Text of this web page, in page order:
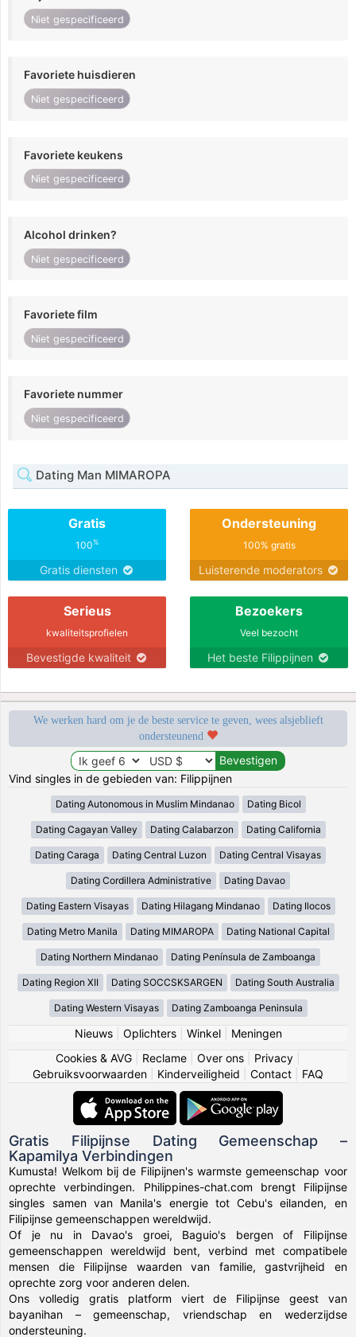
Niet gespecificeerd
Favoriete huisdieren
Niet gespecificeerd
Favoriete keukens
Niet gespecificeerd
Alcohol drinken?
Niet gespecificeerd
Favoriete film
Niet gespecificeerd
Favoriete nummer
Niet gespecificeerd
Dating Man MIMAROPA
Gratis
100%
Gratis diensten
Ondersteuning
100% gratis
Luisterende moderators
Serieus
kwaliteitsprofielen
Bevestigde kwaliteit
Bezoekers
Veel bezocht
Het beste Filippijnen
We werken hard om je de beste service te geven, wees alsjeblieft
ondersteunend
Vind singles in de gebieden van: Filippijnen
Dating Autonomous in Muslim Mindanao Dating Bicol
Dating Cagayan Valley Dating Calabarzon Dating California
Dating Caraga Dating Central Luzon Dating Central Visayas
Dating Cordillera Administrative Dating Davao
Dating Eastern Visayas Dating Hilagang Mindanao Dating Ilocos
Dating Metro Manila Dating MIMAROPA Dating National Capital
Dating Northern Mindanao Dating Península de Zamboanga
Dating Region XII Dating SOCCSKSARGEN Dating South Australia
Dating Western Visayas Dating Zamboanga Peninsula
Nieuws| Oplichters| Winkel| Meningen
Cookies & AVG
Reclame Over ons Privacy
Gebruiksvoorwaarden
Kinderveiligheid Contact FAQ
Gratis Filipijnse Dating Gemeenschap –
Kapamilya Verbindingen
Kumusta! Welkom bij de Filipijnen's warmste gemeenschap voor
oprechte verbindingen. Philippines-chat.com brengt Filipijnse
singles samen van Manila's energie tot Cebu's eilanden, en
Filipijnse gemeenschappen wereldwijd.
Of je nu in Davao's groei, Baguio's bergen of Filipijnse
gemeenschappen wereldwijd bent, verbind met compatibele
mensen die Filipijnse waarden van familie, gastvrijheid en
oprechte zorg voor anderen delen.
Ons volledig gratis platform viert de Filipijnse geest van
bayanihan – gemeenschap, vriendschap en wederzijdse
ondersteuning.